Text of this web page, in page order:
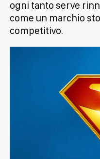
ogni tanto serve
come un marchio
competitivo.